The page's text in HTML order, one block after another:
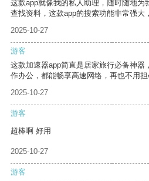
这款app就像我的私人助理，随时随地为
查找资料，这款app的搜索功能非常强大
2025-10-27
游客
这款加速器app简直是居家旅行必备神器
作办公，都能畅享高速网络，再也不用担
2025-10-27
游客
超棒啊 好用
2025-10-27
游客